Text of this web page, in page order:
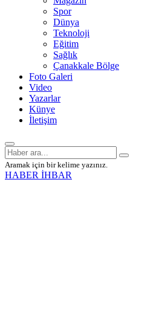
Spor
Dünya
Teknoloji
Eğitim
Sağlık
Çanakkale Bölge
Foto Galeri
Video
Yazarlar
Künye
İletişim
Aramak için bir kelime yazınız.
HABER İHBAR